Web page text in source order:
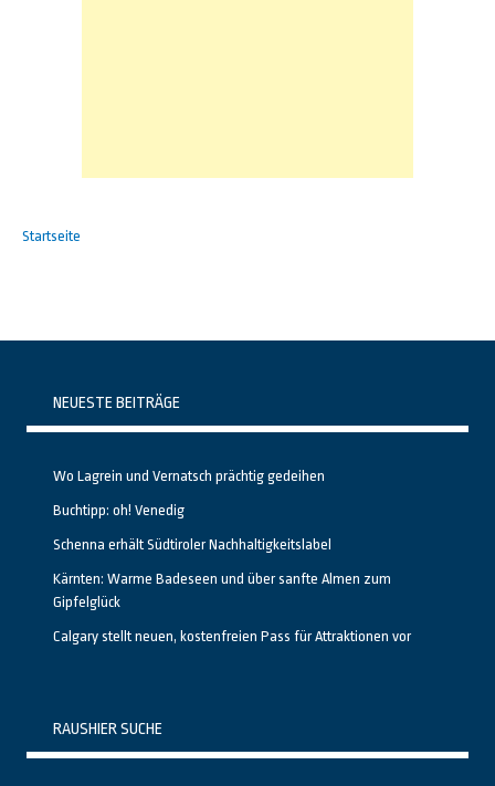
Startseite
NEUESTE BEITRÄGE
Wo Lagrein und Vernatsch prächtig gedeihen
Buchtipp: oh! Venedig
Schenna erhält Südtiroler Nachhaltigkeitslabel
Kärnten: Warme Badeseen und über sanfte Almen zum
Gipfelglück
Calgary stellt neuen, kostenfreien Pass für Attraktionen vor
RAUSHIER SUCHE